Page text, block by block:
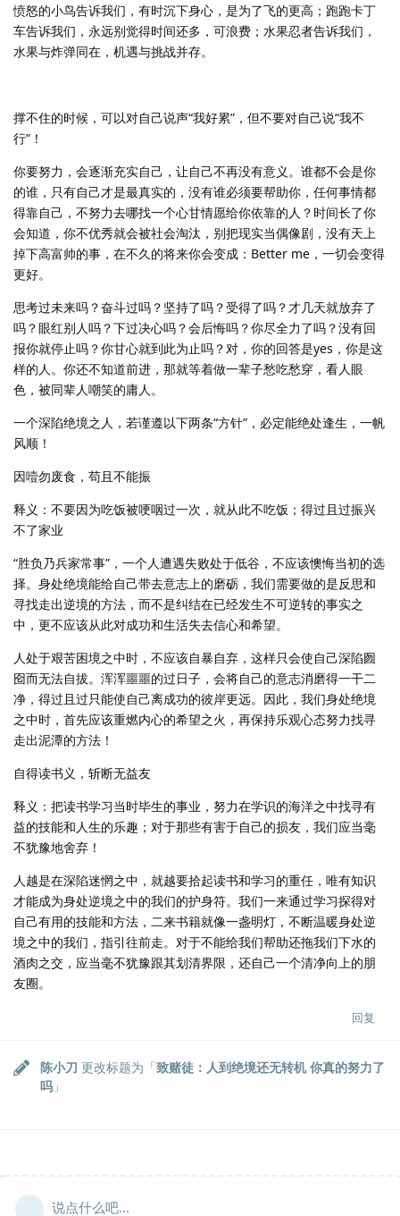
愤怒的小鸟告诉我们，有时沉下身心，是为了飞的更高；跑跑卡丁
车告诉我们，永远别觉得时间还多，可浪费；水果忍者告诉我们，
水果与炸弹同在，机遇与挑战并存。
撑不住的时候，可以对自己说声“我好累”，但不要对自己说“我不
行”！
你要努力，会逐渐充实自己，让自己不再没有意义。谁都不会是你
的谁，只有自己才是最真实的，没有谁必须要帮助你，任何事情都
得靠自己，不努力去哪找一个心甘情愿给你依靠的人？时间长了你
会知道，你不优秀就会被社会淘汰，别把现实当偶像剧，没有天上
掉下高富帅的事，在不久的将来你会变成：Better me，一切会变得
更好。
思考过未来吗？奋斗过吗？坚持了吗？受得了吗？才几天就放弃了
吗？眼红别人吗？下过决心吗？会后悔吗？你尽全力了吗？没有回
报你就停止吗？你甘心就到此为止吗？对，你的回答是yes，你是这
样的人。你还不知道前进，那就等着做一辈子愁吃愁穿，看人眼
色，被同辈人嘲笑的庸人。
一个深陷绝境之人，若谨遵以下两条“方针”，必定能绝处逢生，一帆
风顺！
因噎勿废食，苟且不能振
释义：不要因为吃饭被哽咽过一次，就从此不吃饭；得过且过振兴
不了家业
“胜负乃兵家常事”，一个人遭遇失败处于低谷，不应该懊悔当初的选
择。身处绝境能给自己带去意志上的磨砺，我们需要做的是反思和
寻找走出逆境的方法，而不是纠结在已经发生不可逆转的事实之
中，更不应该从此对成功和生活失去信心和希望。
人处于艰苦困境之中时，不应该自暴自弃，这样只会使自己深陷囫
囵而无法自拔。浑浑噩噩的过日子，会将自己的意志消磨得一干二
净，得过且过只能使自己离成功的彼岸更远。因此，我们身处绝境
之中时，首先应该重燃内心的希望之火，再保持乐观心态努力找寻
走出泥潭的方法！
自得读书义，斩断无益友
释义：把读书学习当时毕生的事业，努力在学识的海洋之中找寻有
益的技能和人生的乐趣；对于那些有害于自己的损友，我们应当毫
不犹豫地舍弃！
人越是在深陷迷惘之中，就越要拾起读书和学习的重任，唯有知识
才能成为身处逆境之中的我们的护身符。我们一来通过学习探得对
自己有用的技能和方法，二来书籍就像一盏明灯，不断温暖身处逆
境之中的我们，指引往前走。对于不能给我们帮助还拖我们下水的
酒肉之交，应当毫不犹豫跟其划清界限，还自己一个清净向上的朋
友圈。
回复
陈小刀 更改标题为「致赌徒：人到绝境还无转机 你真的努力了
吗 」
说点什么吧...